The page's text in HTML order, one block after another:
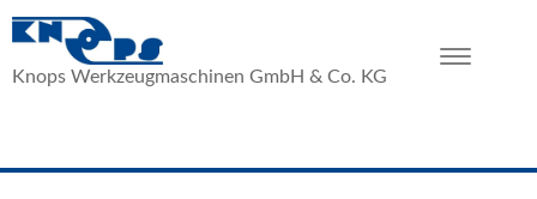
Knops Werkzeugmaschinen GmbH & Co. KG
Toggle